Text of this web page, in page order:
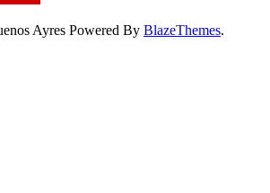
Ayres Powered By BlazeThemes.